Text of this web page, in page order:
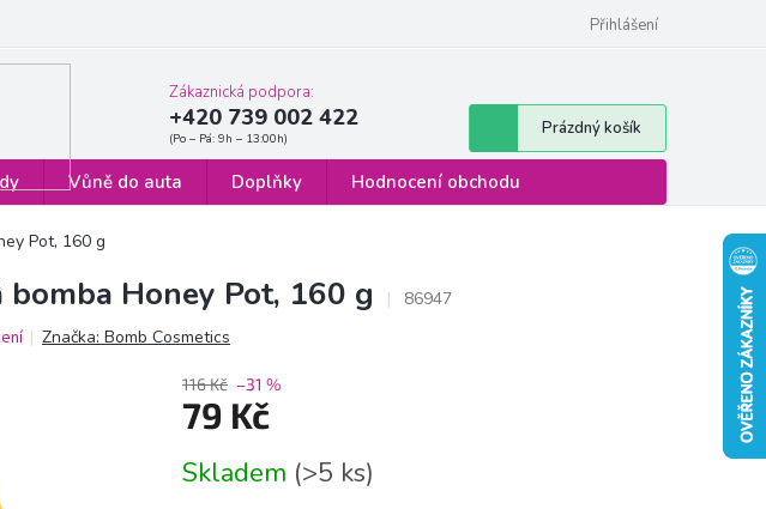
podmínky Formulář pro odstoupení od smlouvy
Přihlášení
Zákaznická podpora:
+420 739 002 422
Nákupní
košík
Prázdný košík
Vůně do auta Doplňky Hodnocení obchodu
Pot, 160 g
bomba Honey Pot, 160 g 86947
Značka:Bomb Cosmetics
116 Kč –31 %
79 Kč
cena:
Skladem (>5 ks)